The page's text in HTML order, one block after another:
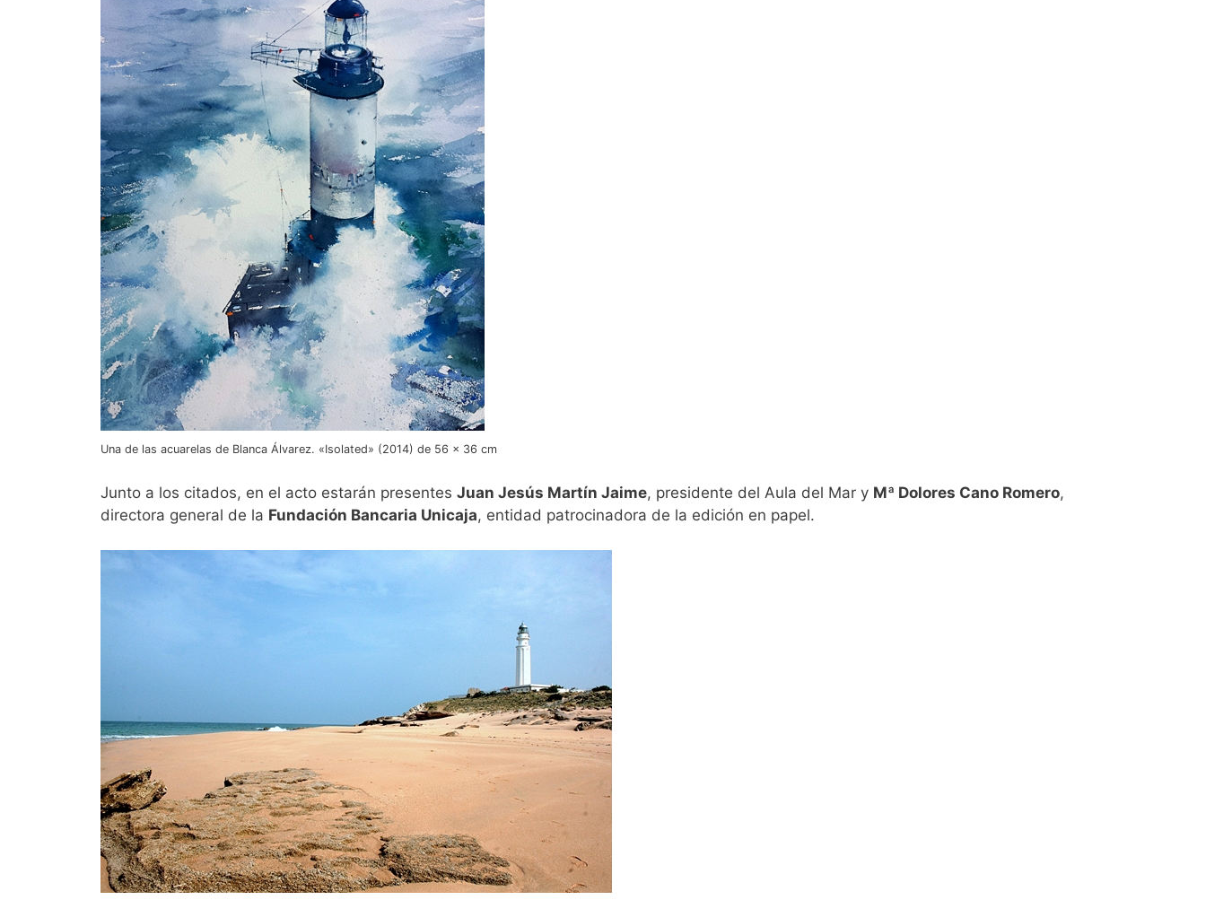
Una de las acuarelas de Blanca Álvarez. «Isolated» (2014) de 56 x 36 cm
Junto a los citados, en el acto estarán presentes Juan Jesús Martín Jaime, presidente del Aula del Mar y Mª Dolores Cano Romero,
directora general de la Fundación Bancaria Unicaja, entidad patrocinadora de la edición en papel.